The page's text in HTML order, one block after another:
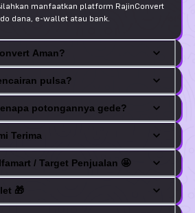
manfaatkan platform RajinConvert
dana, e-wallet atau bank.
Aman?
pulsa?
potongannya gede?
Terima
/ Target Penjualan 🤩
🎁